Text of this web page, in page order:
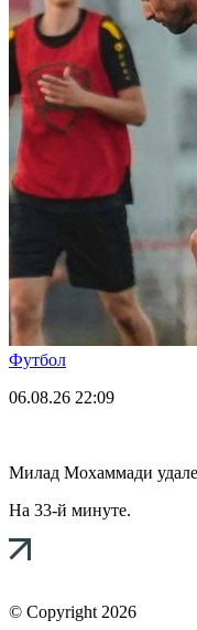
Футбол
06.08.26 22:09
Милад Мохаммади
На 33-й минуте.
© Copyright 2026